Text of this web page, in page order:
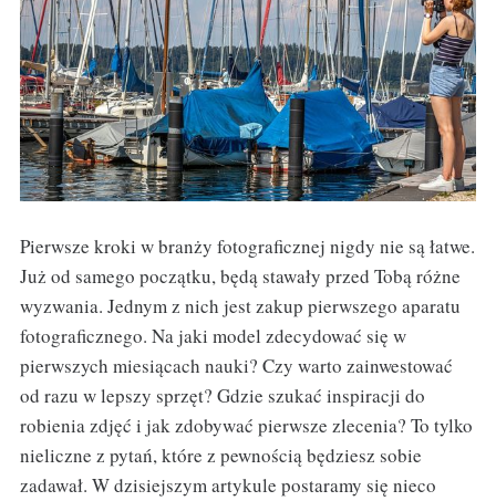
Pierwsze kroki w branży fotograficznej nigdy nie są łatwe.
Już od samego początku, będą stawały przed Tobą różne
wyzwania. Jednym z nich jest zakup pierwszego aparatu
fotograficznego. Na jaki model zdecydować się w
pierwszych miesiącach nauki? Czy warto zainwestować
od razu w lepszy sprzęt? Gdzie szukać inspiracji do
robienia zdjęć i jak zdobywać pierwsze zlecenia? To tylko
nieliczne z pytań, które z pewnością będziesz sobie
zadawał. W dzisiejszym artykule postaramy się nieco